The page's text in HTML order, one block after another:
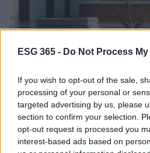
ESG 365 - Do Not Process
If you wish to opt-out of the sale,
processing of your personal or
targeted advertising by us, please
section to confirm your selection.
opt-out request is processed you
interest-based ads based on
Sanità sarda e transizione
comunità, industria
Ilaria Galli · 15 Giu 2026